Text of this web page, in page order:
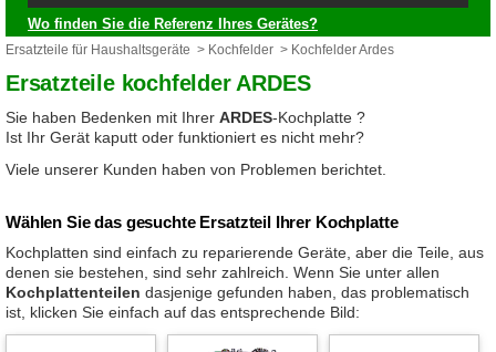
Wo finden Sie die Referenz Ihres Gerätes?
Ersatzteile für Haushaltsgeräte > Kochfelder > Kochfelder Ardes
Ersatzteile kochfelder ARDES
Sie haben Bedenken mit Ihrer ARDES-Kochplatte ?
Ist Ihr Gerät kaputt oder funktioniert es nicht mehr?
Viele unserer Kunden haben von Problemen berichtet.
Wählen Sie das gesuchte Ersatzteil Ihrer Kochplatte
Kochplatten sind einfach zu reparierende Geräte, aber die Teile, aus
denen sie bestehen, sind sehr zahlreich. Wenn Sie unter allen
Kochplattenteilen dasjenige gefunden haben, das problematisch
ist, klicken Sie einfach auf das entsprechende Bild: